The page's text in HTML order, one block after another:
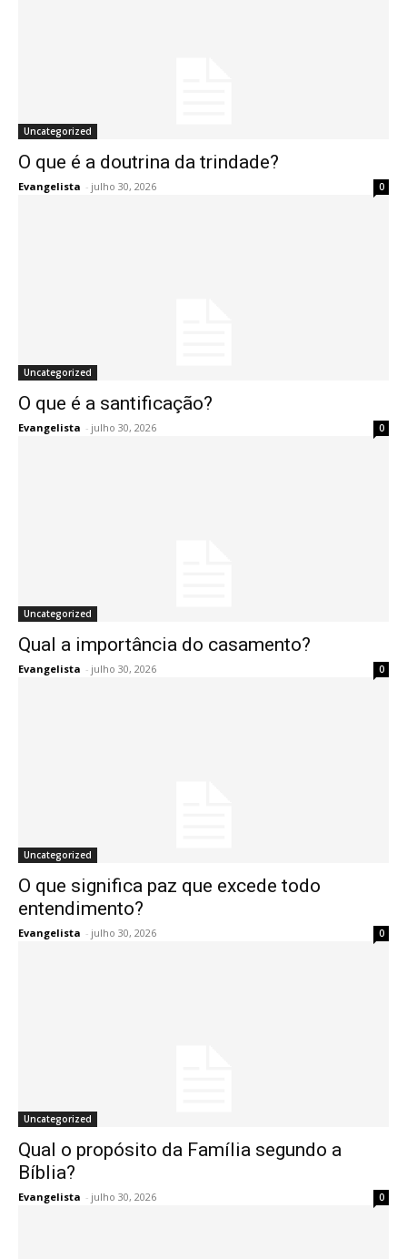
Uncategorized
O que é a doutrina da trindade?
Evangelista - julho 30, 2026 0
Uncategorized
O que é a santificação?
Evangelista - julho 30, 2026 0
Uncategorized
Qual a importância do casamento?
Evangelista - julho 30, 2026 0
Uncategorized
O que significa paz que excede todo
entendimento?
Evangelista - julho 30, 2026 0
Uncategorized
Qual o propósito da Família segundo a
Bíblia?
Evangelista - julho 30, 2026 0